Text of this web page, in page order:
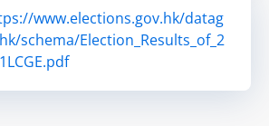
www.elections.gov.hk/datag
schema/Election_Results_of_2